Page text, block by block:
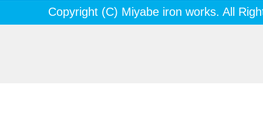
Copyright (C) Miyabe iron works. All